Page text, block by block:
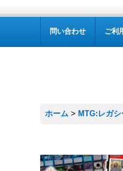
問い合わせ ご利
ホーム > MTG:レガ